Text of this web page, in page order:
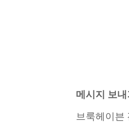
메시지 보내
브룩헤이븐